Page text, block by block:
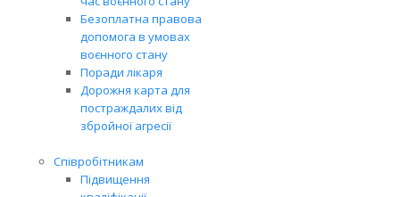
Безоплатна правова
допомога в умовах
воєнного стану
Поради лікаря
Дорожня карта для
постраждалих від
збройної агресії
Співробітникам
Підвищення